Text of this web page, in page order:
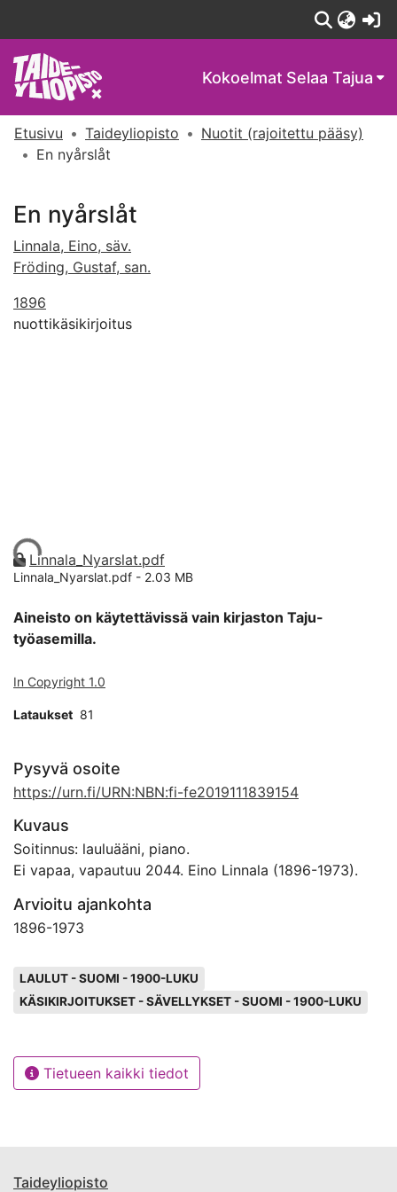
Kokoelmat Selaa Tajua
Etusivu Taideyliopisto
Nuotit (rajoitettu pääsy)
En nyårslåt
En nyårslåt
Linnala, Eino, säv.
Fröding, Gustaf, san.
1896
nuottikäsikirjoitus
Ladataan...Linnala_Nyarslat.pdf
Linnala_Nyarslat.pdf - 2.03 MB
Aineisto on käytettävissä vain kirjaston Taju-
työasemilla.
In Copyright 1.0
Lataukset 81
Pysyvä osoite
https://urn.fi/URN:NBN:fi-fe2019111839154
Kuvaus
Soitinnus: lauluääni, piano.
Ei vapaa, vapautuu 2044. Eino Linnala (1896-1973).
Arvioitu ajankohta
1896-1973
LAULUT - SUOMI - 1900-LUKU
KÄSIKIRJOITUKSET - SÄVELLYKSET - SUOMI - 1900-LUKU
Tietueen kaikki tiedot
Taideyliopisto